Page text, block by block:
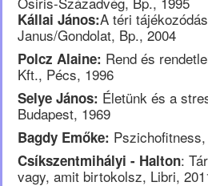
Kállai János:A téri
Janus/Gondolat, Bp., 2004
Polcz Alaine: Rend és
Kft., Pécs, 1996
Selye János: Életünk és a
Budapest, 1969
Bagdy Emőke:
Csíkszentmihályi - Halton:
vagy, amit birtokolsz, Libri,